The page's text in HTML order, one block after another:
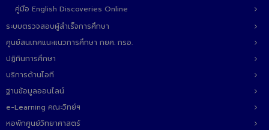
คู่มือ English Discoveries Online
ระบบตรวจสอบผู้สำเร็จการศึกษา
ศูนย์สนเทศแนะแนวการศึกษา กยศ. กรอ.
ปฏิทินการศึกษา
บริการด้านไอที
ฐานข้อมูลออนไลน์
e-Learning คณะวิทย์ฯ
หอพักศูนย์วิทยาศาสตร์